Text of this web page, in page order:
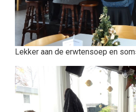
Lekker aan de erwtensoep en